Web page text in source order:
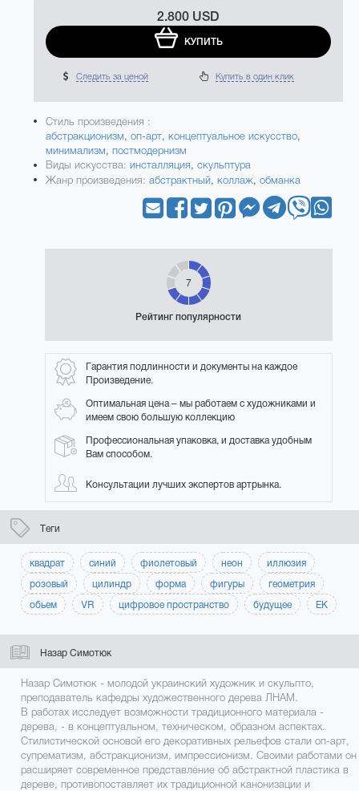
2.800 USD
КУПИТЬ
Следить за ценой Купить в один клик
Стиль произведения :
абстракционизм,оп-арт,концептуальное искусство,
минимализм,постмодернизм
Виды искусства:инсталляция,скульптура
Жанр произведения: абстрактный,коллаж,обманка
7
Рейтинг популярности
Гарантия подлинности и документы на каждое
Произведение.
Оптимальная цена – мы работаем с художниками и
имеем свою большую коллекцию
Профессиональная упаковка, и доставка удобным
Вам способом.
Консультации лучших экспертов артрынка.
Теги
квадрат синий фиолетовый неон
иллюзия
розовый
цилиндр форма фигуры
геометрия
обьем
VR цифровое пространство будущее ЕК
Назар Симотюк
Назар Симотюк - молодой украинский художник и скульпто,
преподаватель кафедры художественного дерева ЛНАМ.
В работах исследует возможности традиционного материала -
дерева, - в концептуальном, техническом, образном аспектах.
Стилистической основой его декоративных рельефов стали оп-арт,
супрематизм, абстракционизм, импрессионизм. Своими работами он
расширяет современное представление об абстрактной пластика в
дереве, противопоставляет их традиционной канонизации и